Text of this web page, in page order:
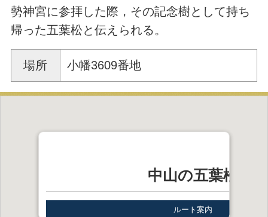
勢神宮に参拝した際，その記念樹として持ち
帰った五葉松と伝えられる。
場所 小幡3609番地
中山の五葉松
ルート案内